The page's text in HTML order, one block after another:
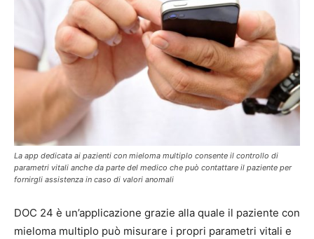
La app dedicata ai pazienti con mieloma multiplo consente il controllo di
parametri vitali anche da parte del medico che può contattare il paziente per
fornirgli assistenza in caso di valori anomali
DOC 24 è un’applicazione grazie alla quale il paziente con
mieloma multiplo può misurare i propri parametri vitali e